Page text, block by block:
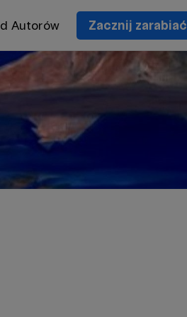
Autorów Zacznij zarabiać